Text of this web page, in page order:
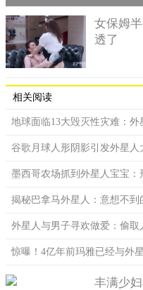
表明我们银河系中的一群年
2、太阳系周围有水
阳系中普遍存在。
女保姆
透了
相关阅读
地球面临13大毁灭性灾难：外
谷歌月球人形阴影引发外星人
墨西哥农场抓到外星人宝宝：
揭秘巴拿马外星人：意想不到
外星人与男子寻欢做爱：偷取
惊曝！4亿年前玛雅已经与外
丰满少